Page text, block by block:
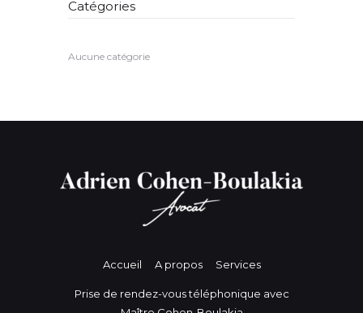
Catégories
Aucune catégorie
Accueil A propos Services
Prise de rendez-vous téléphonique avec